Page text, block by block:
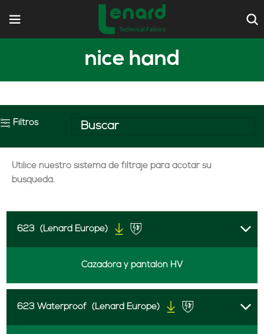
nice hand
Filtros
Utilice nuestro sistema de filtraje para acotar su
búsqueda.
623 (Lenard Europe)
Cazadora y pantalón HV
623 Waterproof (Lenard Europe)